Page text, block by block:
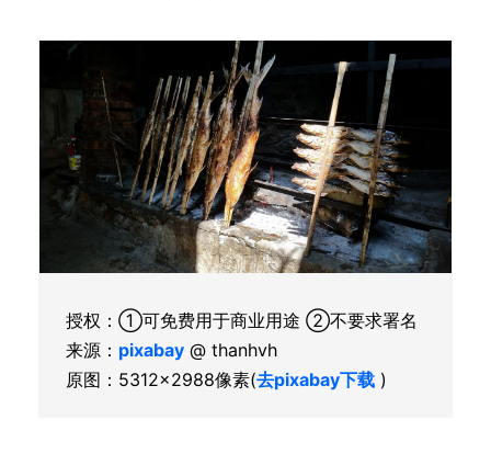
授权：①可免费用于商业用途 ②不要求署名
来源： pixabay @ thanhvh
原图：5312×2988像素(去pixabay下载 )